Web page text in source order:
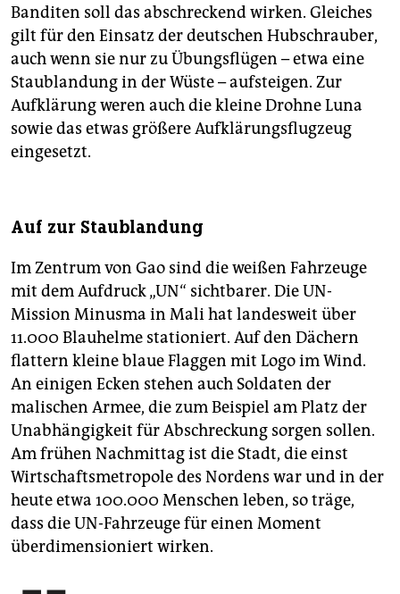
Banditen soll das abschreckend wirken. Gleiches
gilt für den Einsatz der deutschen Hubschrauber,
auch wenn sie nur zu Übungsflügen – etwa eine
Staublandung in der Wüste – aufsteigen. Zur
Aufklärung weren auch die kleine Drohne Luna
sowie das etwas größere Aufklärungsflugzeug
eingesetzt.
Auf zur Staublandung
Im Zentrum von Gao sind die weißen Fahrzeuge
mit dem Aufdruck „UN“ sichtbarer. Die UN-
Mission Minusma in Mali hat landesweit über
11.000 Blauhelme stationiert. Auf den Dächern
flattern kleine blaue Flaggen mit Logo im Wind.
An einigen Ecken stehen auch Soldaten der
malischen Armee, die zum Beispiel am Platz der
Unabhängigkeit für Abschreckung sorgen sollen.
Am frühen Nachmittag ist die Stadt, die einst
Wirtschaftsmetropole des Nordens war und in der
heute etwa 100.000 Menschen leben, so träge,
dass die UN-Fahrzeuge für einen Moment
überdimensioniert wirken.